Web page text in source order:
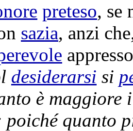
preteso, se
sazia, anzi
desiderarsi si
è
poiché quanto